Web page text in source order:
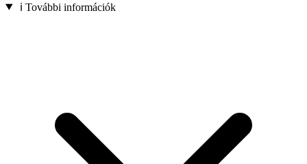
ℹ️ További információk